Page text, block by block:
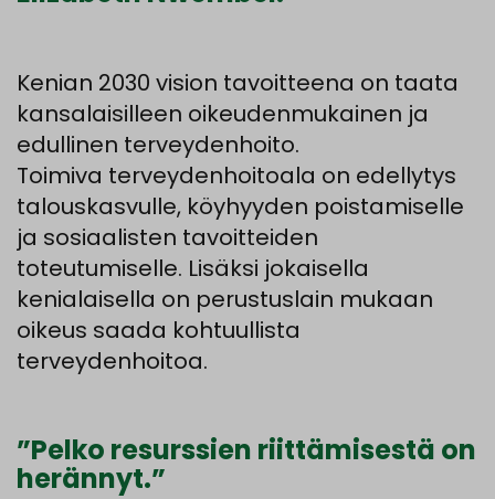
Kenian 2030 vision tavoitteena on taata
kansalaisilleen oikeudenmukainen ja
edullinen terveydenhoito.
Toimiva terveydenhoitoala on edellytys
talouskasvulle, köyhyyden poistamiselle
ja sosiaalisten tavoitteiden
toteutumiselle. Lisäksi jokaisella
kenialaisella on perustuslain mukaan
oikeus saada kohtuullista
terveydenhoitoa.
”Pelko resurssien riittämisestä on
herännyt.”